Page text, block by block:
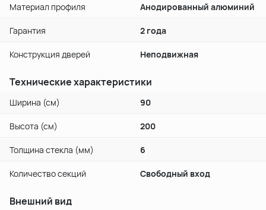
Материал профиля Анодированный алюминий
Гарантия 2 года
Конструкция дверей Неподвижная
Технические характеристики
Ширина (см) 90
Высота (см) 200
Толщина стекла (мм) 6
Количество секций Свободный вход
Внешний вид